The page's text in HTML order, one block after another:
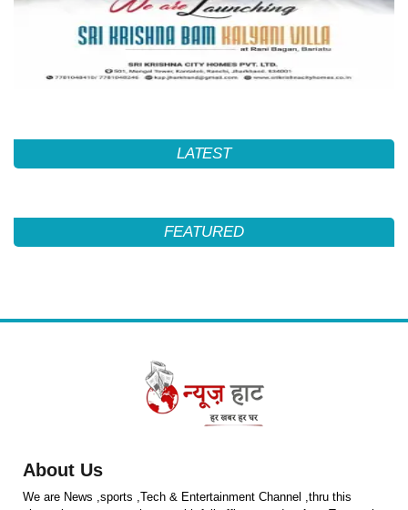
LATEST
FEATURED
About Us
We are News ,sports ,Tech & Entertainment Channel ,thru this